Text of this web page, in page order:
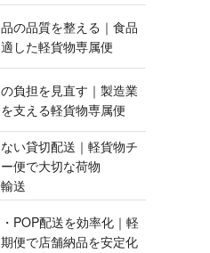
の品質を整える｜食品
した軽貨 物 専 属 便
負担を見直す｜製造業
支える軽貨 物 専 属 便
い貸切配送｜軽貨物チ
便で大切な荷物
送
POP配送を効率化｜軽
便で店舗納品 を 安 定 化